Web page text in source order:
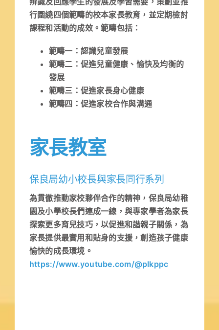
行圍繞四個範疇的校本家長教育，並定期檢討
課程和活動的成效。範疇包括：
範疇一：認識兒童發展
範疇二：促進兒童健康、愉快及均衡的
發展
範疇三：促進家長身心健康
範疇四：促進家校合作與溝通
家長教室
保良局幼小校長與家長同行系列
為貫徹推動家校夥伴合作的精神，保良局幼稚
園及小學校長們連成一線，與專家學者為家長
探索更多育兒技巧，以促進和諧親子關係，為
家長提供最實用和貼身的支援，創造孩子健康
愉快的成長環境。
https://www.youtube.com/@plkppc